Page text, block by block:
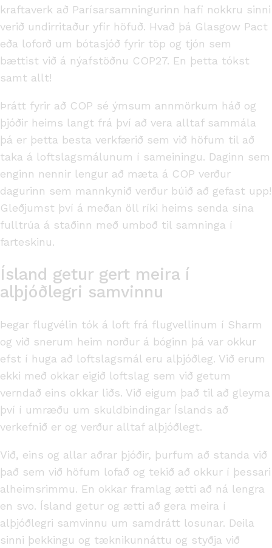
kraftaverk að Parísarsamningurinn hafi nokkru sinni
verið undirritaður yfir höfuð. Hvað þá Glasgow Pact
eða loforð um bótasjóð fyrir töp og tjón sem
bættist við á nýafstöðnu COP27. En þetta tókst
samt allt!
Þrátt fyrir að COP sé ýmsum annmörkum háð og
þjóðir heims langt frá því að vera alltaf sammála
þá er þetta besta verkfærið sem við höfum til að
taka á loftslagsmálunum í sameiningu. Daginn sem
enginn nennir lengur að mæta á COP verður
dagurinn sem mannkynið verður búið að gefast upp!
Gleðjumst því á meðan öll ríki heims senda sína
fulltrúa á staðinn með umboð til samninga í
farteskinu.
Ísland getur gert meira í
alþjóðlegri samvinnu
Þegar flugvélin tók á loft frá flugvellinum í Sharm
og við snerum heim norður á bóginn þá var okkur
efst í huga að loftslagsmál eru alþjóðleg. Við erum
ekki með okkar eigið loftslag sem við getum
verndað eins okkar liðs. Við eigum það til að gleyma
því í umræðu um skuldbindingar Íslands að
verkefnið er og verður alltaf alþjóðlegt.
Við, eins og allar aðrar þjóðir, þurfum að standa við
það sem við höfum lofað og tekið að okkur í þessari
alheimsrimmu. En okkar framlag ætti að ná lengra
en svo. Ísland getur og ætti að gera meira í
alþjóðlegri samvinnu um samdrátt losunar. Deila
sinni þekkingu og tæknikunnáttu og styðja við